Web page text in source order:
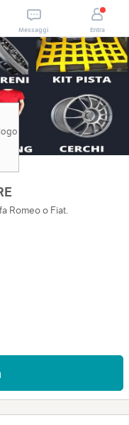
Messaggi Entra
Romeo o Fiat.